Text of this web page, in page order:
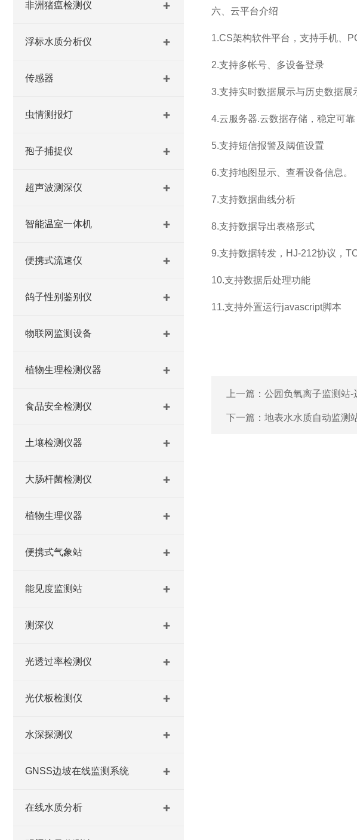
非洲猪瘟检测仪
浮标水质分析仪
传感器
虫情测报灯
孢子捕捉仪
超声波测深仪
智能温室一体机
便携式流速仪
鸽子性别鉴别仪
物联网监测设备
植物生理检测仪器
食品安全检测仪
土壤检测仪器
大肠杆菌检测仪
植物生理仪器
便携式气象站
能见度监测站
测深仪
光透过率检测仪
光伏板检测仪
水深探测仪
GNSS边坡在线监测系统
在线水质分析
六、云平台介绍
1.CS架构软件平台，支持手机、
2.支持多帐号、多设备登录
3.支持实时数据展示与历史数据展
4.云服务器.云数据存储，稳定可靠
5.支持短信报警及阈值设置
6.支持地图显示、查看设备信息。
7.支持数据曲线分析
8.支持数据导出表格形式
9.支持数据转发，HJ-212协议，
10.支持数据后处理功能
11.支持外置运行javascript脚本
上一篇： 公园负氧离子监测站-
下一篇： 地表水水质自动监测